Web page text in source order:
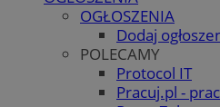
OGŁOSZENIA
Dodaj
POLECAMY
Protocol IT
Pracuj.pl -